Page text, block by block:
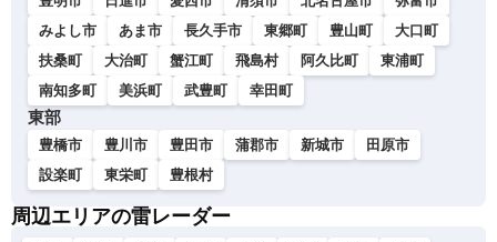
みよし市
あま市 長久手市 東郷町 豊山町
大口町
扶桑町
大治町 蟹江町 飛島村 阿久比町
東浦町
南知多町
美浜町 武豊町 幸田町
東部
豊橋市 豊川市 豊田市 蒲郡市 新城市
田原市
設楽町
東栄町 豊根村
周辺エリアの雷レーダー